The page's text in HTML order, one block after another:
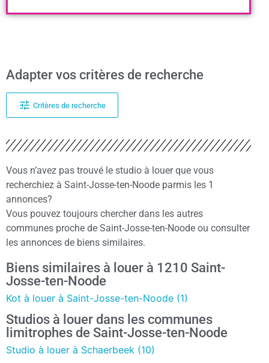
Adapter vos critères de recherche
Critères de recherche
Vous n’avez pas trouvé le studio à louer que vous
recherchiez à Saint-Josse-ten-Noode parmis les 1
annonces?
Vous pouvez toujours chercher dans les autres
communes proche de Saint-Josse-ten-Noode ou consulter
les annonces de biens similaires.
Biens similaires à louer à 1210 Saint-
Josse-ten-Noode
Kot à louer à Saint-Josse-ten-Noode (1)
Studios à louer dans les communes
limitrophes de Saint-Josse-ten-Noode
Studio à louer à Schaerbeek (10)